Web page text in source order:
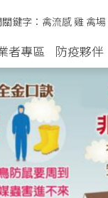
鍵字： 禽流感雞 禽場
者專區 防疫夥伴